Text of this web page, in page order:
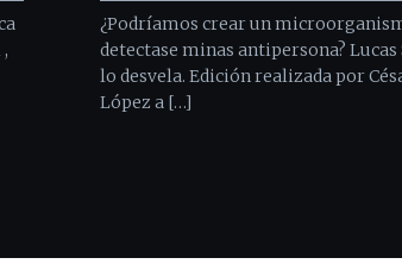
y
espectáculos
del
de
¿Podríamos crear un
detectase minas antipersona? Lucas
lo desvela. Edición realizada por
López a […]